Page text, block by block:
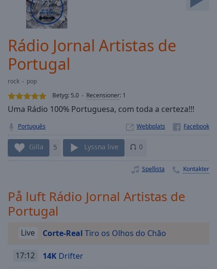
Current
Time0:00
Duration-:-
Loaded :
0.00%
Stream
TypeLIVE
Seek to
live,
currently
behind
LIVE
Remaining
Playback
Chapters
Rádio Jornal Artistas de
Portugal
rock
pop
Betyg: 5.0 Recensioner: 1
Uma Rádio 100% Portuguesa, com toda a certeza!!!
Português Webbplats
Gilla 5 Lyssna live 0
Spellista Kontakter
På luft Rádio Jornal Artistas de
Portugal
Live Corte-Real Tiro os Olhos do Chão
17:12 14K Drifter